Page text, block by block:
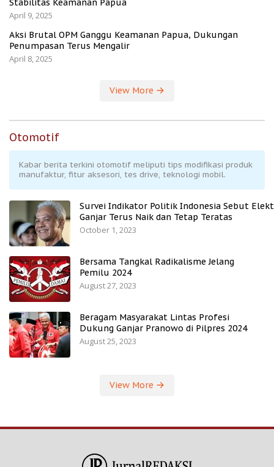
Stabilitas Keamanan Papua
April 9, 2025
Aksi Brutal OPM Ganggu Keamanan Papua, Dukungan
Penumpasan Terus Mengalir
April 8, 2025
View More
Otomotif
Kabar berita terkini otomotif meliputi tips modifikasi produk
manufaktur, fitur aksesori, tes drive, teknologi mobil.
Survei Indikator Politik Indonesia Sebut
Ganjar Terus Naik dan Tetap Teratas
October 1, 2023
Bersama Tangkal Radikalisme Jelang
Pemilu 2024
August 27, 2023
Beragam Masyarakat Lintas Profesi
Dukung Ganjar Pranowo di Pilpres 2024
August 25, 2023
View More